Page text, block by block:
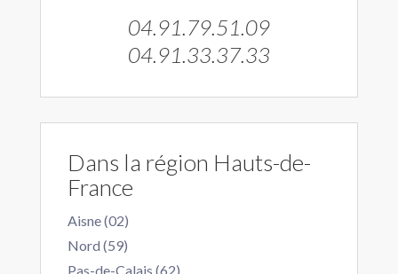
04.91.79.51.09
04.91.33.37.33
Dans la région Hauts-de-
France
Aisne (02)
Nord (59)
Pas-de-Calais (62)